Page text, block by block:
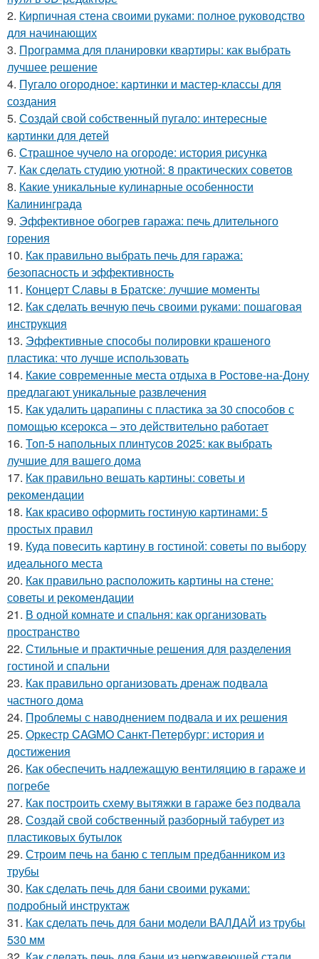
2. Кирпичная стена своими руками: полное руководство
для начинающих
3. Программа для планировки квартиры: как выбрать
лучшее решение
4. Пугало огородное: картинки и мастер-классы для
создания
5. Создай свой собственный пугало: интересные
картинки для детей
6. Страшное чучело на огороде: история рисунка
7. Как сделать студию уютной: 8 практических советов
8. Какие уникальные кулинарные особенности
Калининграда
9. Эффективное обогрев гаража: печь длительного
горения
10. Как правильно выбрать печь для гаража:
безопасность и эффективность
11. Концерт Славы в Братске: лучшие моменты
12. Как сделать вечную печь своими руками: пошаговая
инструкция
13. Эффективные способы полировки крашеного
пластика: что лучше использовать
14. Какие современные места отдыха в Ростове-на-Дону
предлагают уникальные развлечения
15. Как удалить царапины с пластика за 30 способов с
помощью ксерокса – это действительно работает
16. Топ-5 напольных плинтусов 2025: как выбрать
лучшие для вашего дома
17. Как правильно вешать картины: советы и
рекомендации
18. Как красиво оформить гостиную картинами: 5
простых правил
19. Куда повесить картину в гостиной: советы по выбору
идеального места
20. Как правильно расположить картины на стене:
советы и рекомендации
21. В одной комнате и спальня: как организовать
пространство
22. Стильные и практичные решения для разделения
гостиной и спальни
23. Как правильно организовать дренаж подвала
частного дома
24. Проблемы с наводнением подвала и их решения
25. Оркестр CAGMO Санкт-Петербург: история и
достижения
26. Как обеспечить надлежащую вентиляцию в гараже и
погребе
27. Как построить схему вытяжки в гараже без подвала
28. Создай свой собственный разборный табурет из
пластиковых бутылок
29. Строим печь на баню с теплым предбанником из
трубы
30. Как сделать печь для бани своими руками:
подробный инструктаж
31. Как сделать печь для бани модели ВАЛДАЙ из трубы
530 мм